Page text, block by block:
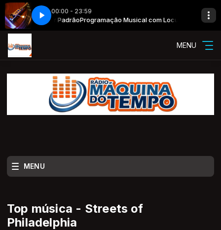
00:00 - 23:59
com Locutor PadrãoProgramação Musical com Locutor Padrão
here Now Playing info goes here
MENU
MENU
Top música - Streets of
Philadelphia